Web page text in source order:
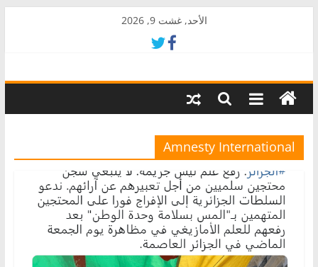
الأحد, غشت 9, 2026
AkalPress
منبر
المغرب
Amnesty International